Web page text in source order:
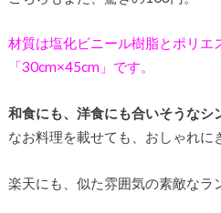
材質は塩化ビニール樹脂とポリエ
「30cm×45cm」です。
和食にも、洋食にも合いそうなシ
なお料理を載せても、おしゃれに
楽天にも、似た雰囲気の素敵なラ